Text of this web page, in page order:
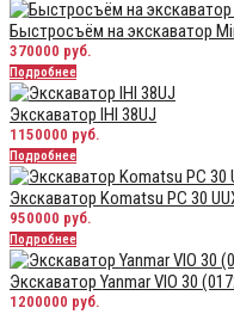
Быстросъём на экскаватор
370000 руб.
Подробнее
Экскаватор IHI 38UJ
1150000 руб.
Подробнее
Экскаватор Komatsu PC 30
950000 руб.
Подробнее
Экскаватор Yanmar VIO 30
1200000 руб.